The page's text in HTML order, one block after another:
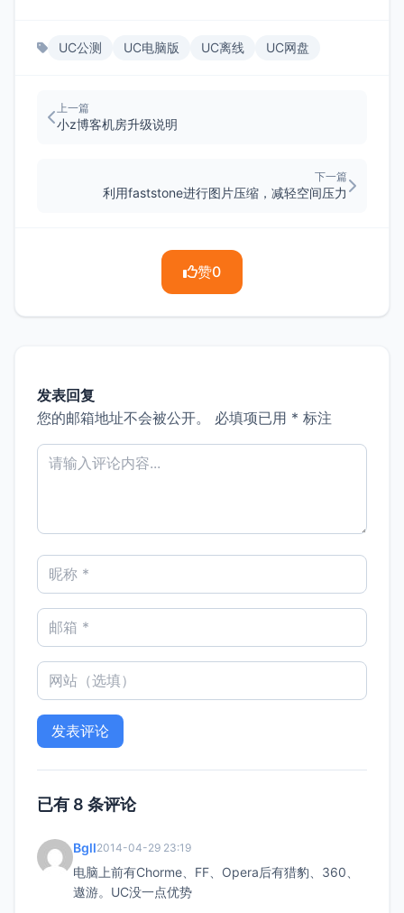
UC公测 UC电脑版 UC离线 UC网盘
上一篇
小z博客机房升级说明
下一篇
利用faststone进行图片压缩，减轻空间压力
赞0
发表回复
您的邮箱地址不会被公开。
必填项已用 * 标注
已有 8 条评论
Bgll2014-04-29 23:19
电脑上前有Chorme、FF、Opera后有猎豹、360、
遨游。UC没一点优势